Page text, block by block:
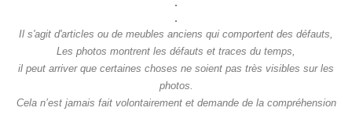
.
Il s'agit d'articles ou de meubles anciens qui comportent des défauts,
Les photos montrent les défauts et traces du temps,
il peut arriver que certaines choses ne soient pas très visibles sur les
photos.
Cela n’est jamais fait volontairement et demande de la compréhension